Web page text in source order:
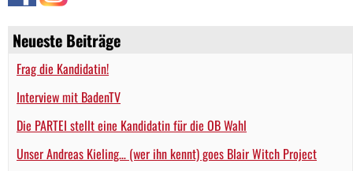
Neueste Beiträge
Frag die Kandidatin!
Interview mit BadenTV
Die PARTEI stellt eine Kandidatin für die OB Wahl
Unser Andreas Kieling… (wer ihn kennt) goes Blair Witch Project